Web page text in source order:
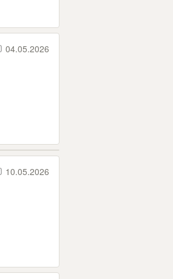
04.05.2026
10.05.2026